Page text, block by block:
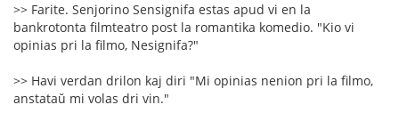
>> Farite. Senjorino Sensignifa estas apud vi en la
bankrotonta filmteatro post la romantika komedio. "Kio vi
opinias pri la filmo, Nesignifa?"
>> Havi verdan drilon kaj diri "Mi opinias nenion pri la filmo,
anstataŭ mi volas dri vin."